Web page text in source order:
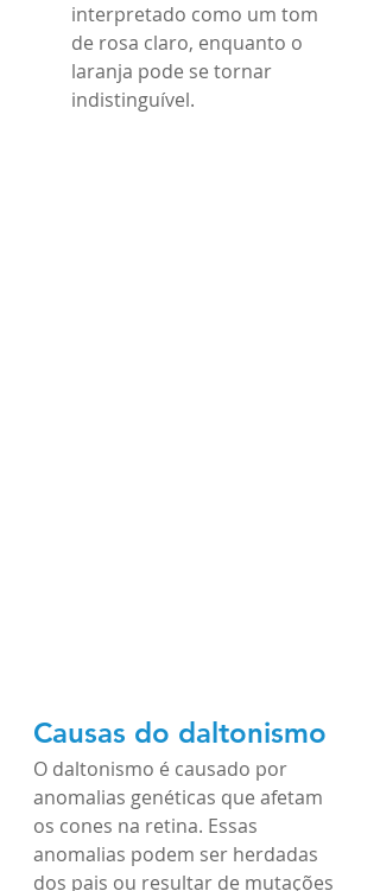
interpretado como um tom
de rosa claro, enquanto o
laranja pode se tornar
indistinguível.
Causas do daltonismo
O daltonismo é causado por
anomalias genéticas que afetam
os cones na retina. Essas
anomalias podem ser herdadas
dos pais ou resultar de mutações